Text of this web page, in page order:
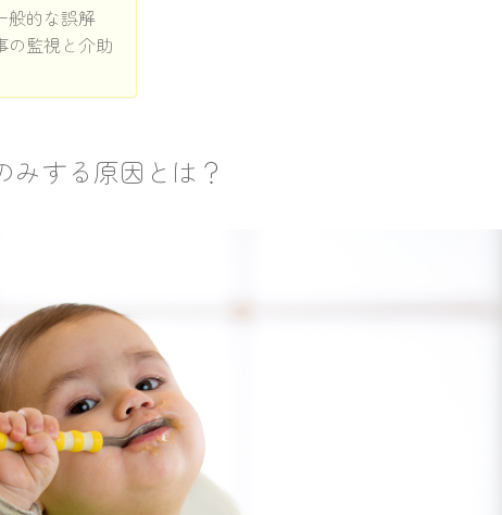
般的な誤解
の監視と介助
みする原因とは？